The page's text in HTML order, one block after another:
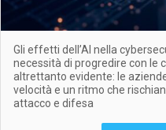
Gli effetti dell’AI nella
necessità di progredire con le
altrettanto evidente: le
velocità e un ritmo che
attacco e difesa